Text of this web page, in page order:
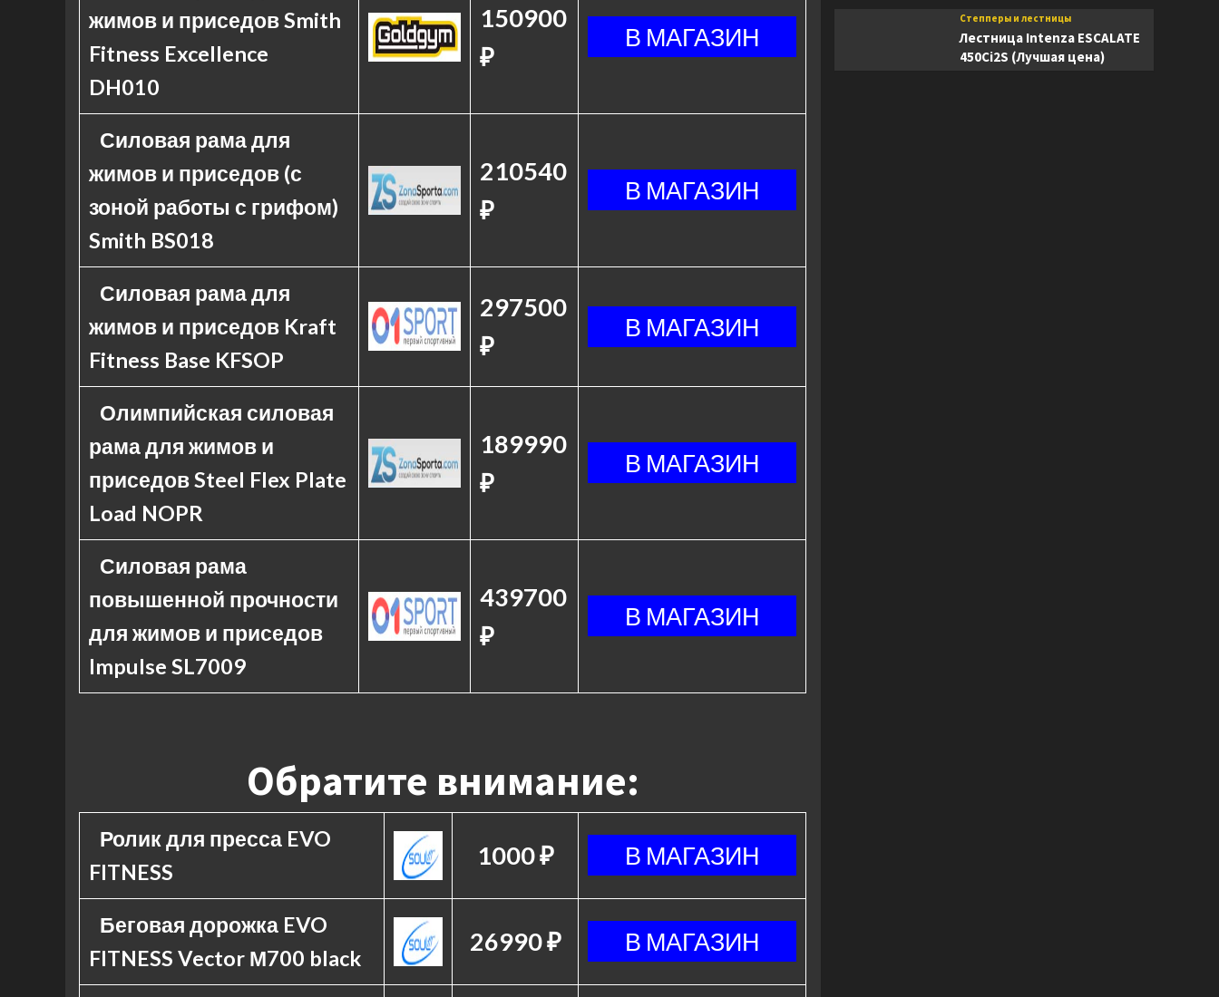
жимов и приседов Smith
Fitness Excellence
DH010
150900
₽
Силовая рама для
жимов и приседов (с
зоной работы с грифом)
Smith BS018
210540
₽
Силовая рама для
жимов и приседов Kraft
Fitness Base KFSOP
297500
₽
Олимпийская силовая
рама для жимов и
приседов Steel Flex Plate
Load NOPR
189990
₽
Силовая рама
повышенной прочности
для жимов и приседов
Impulse SL7009
439700
₽
Обратите внимание:
Ролик для пресса EVO
FITNESS
1000 ₽
Беговая дорожка EVO
FITNESS Vector М700 black
26990 ₽
Степперы и лестницы
Лестница Intenza ESCALATE
450Ci2S (Лучшая цена)